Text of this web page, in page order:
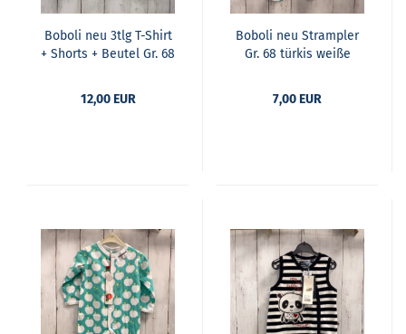
Bobo­li neu 3tlg T-​Shirt
+ Shorts + Beu­tel Gr. 68
12,00 EUR
Bobo­li neu Stramp­ler
Gr. 68 tür­kis weiße
7,00 EUR